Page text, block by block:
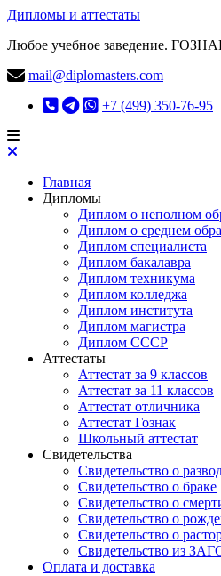
Дипломы и аттестаты
Любое учебное заведение.
mail@diplomasters.com
+7 (499) 350-76-95
Главная
Дипломы
Диплом о неполном
Диплом о среднем
Диплом специалиста
Диплом бакалавра
Диплом техникума
Диплом колледжа
Диплом института
Диплом магистра
Диплом СССР
Аттестаты
Аттестат за 9 классов
Аттестат за 11 классов
Аттестат отличника
Аттестат Гознак
Школьный аттестат
Свидетельства
Свидетельство о
Свидетельство о браке
Свидетельство о
Свидетельство о
Свидетельство о
Свидетельство из
Оплата и доставка